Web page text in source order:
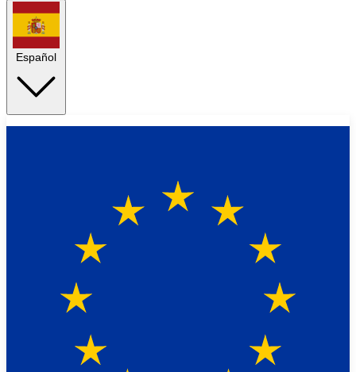
Español